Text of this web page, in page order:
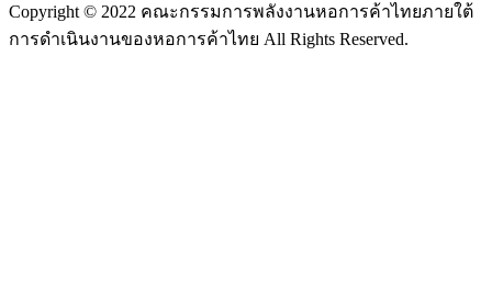
Copyright © 2022 คณะกรรมการพลังงานหอการค้าไทยภายใต้
การดำเนินงานของหอการค้าไทย All Rights Reserved.